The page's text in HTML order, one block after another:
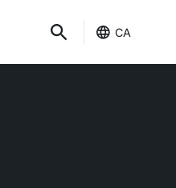
CA